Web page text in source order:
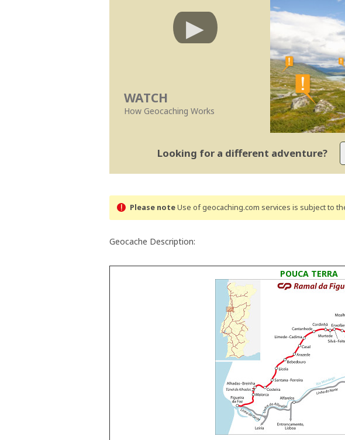
WATCH
How Geocaching Works
Looking for a different adventure?
Please noteUse of geocaching.com services is subject to
Geocache Description:
POUCA TERRA